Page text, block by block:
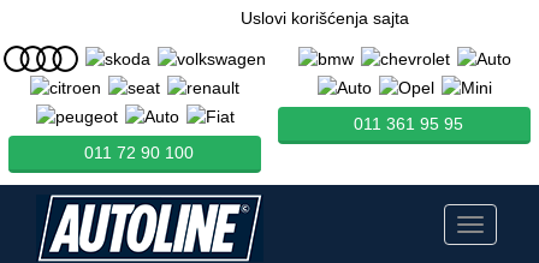
Uslovi korišćenja sajta
011 72 90 100
011 361 95 95
Toggle